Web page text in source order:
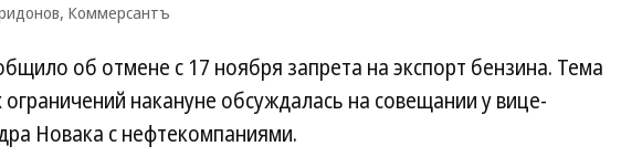
Коммерсантъ
об отмене с 17 ноября запрета на экспорт бензина. Тема
ограничений накануне обсуждалась на совещании у вице-
Новака с нефтекомпаниями.